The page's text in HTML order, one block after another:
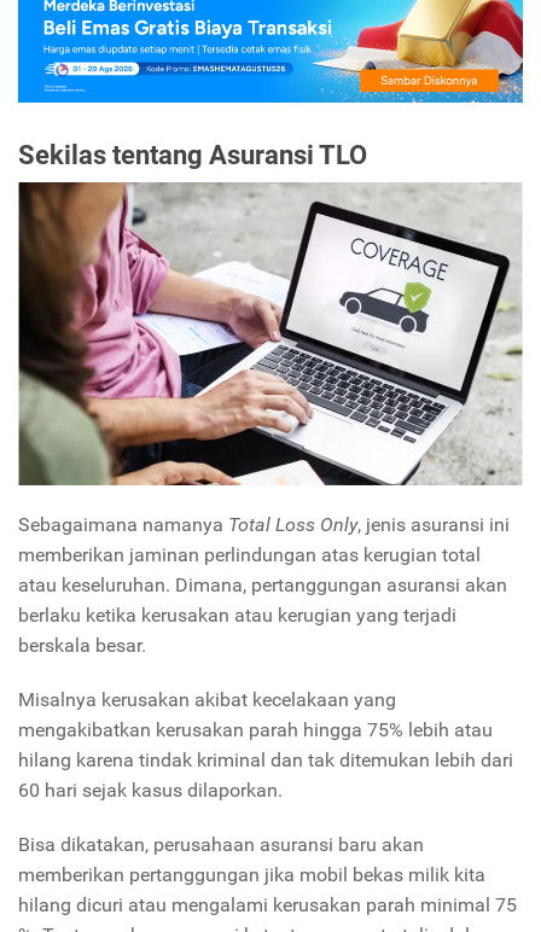
Sekilas tentang Asuransi TLO
Sebagaimana namanya Total Loss Only, jenis asuransi ini
memberikan jaminan perlindungan atas kerugian total
atau keseluruhan. Dimana, pertanggungan asuransi akan
berlaku ketika kerusakan atau kerugian yang terjadi
berskala besar.
Misalnya kerusakan akibat kecelakaan yang
mengakibatkan kerusakan parah hingga 75% lebih atau
hilang karena tindak kriminal dan tak ditemukan lebih dari
60 hari sejak kasus dilaporkan.
Bisa dikatakan, perusahaan asuransi baru akan
memberikan pertanggungan jika mobil bekas milik kita
hilang dicuri atau mengalami kerusakan parah minimal 75